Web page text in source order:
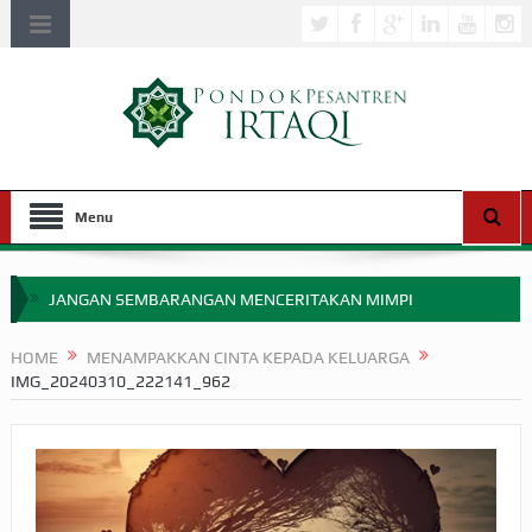
Menu
JANGAN SEMBARANGAN MENCERITAKAN MIMPI
MIMPI YANG DIABAIKAN MENJELANG PERANG BADAR
SEBELUM TIBA SAAT WAJIB?
HAKIKAT NIKMAT DI DUNIA!
HOME
MENAMPAKKAN CINTA KEPADA KELUARGA
IMG_20240310_222141_962